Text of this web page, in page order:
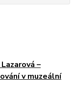
–
v muzeální